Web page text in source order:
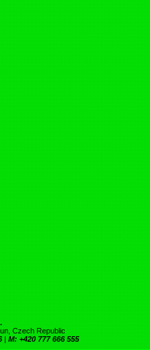
Czech Republic
| M: +420 777 666 555